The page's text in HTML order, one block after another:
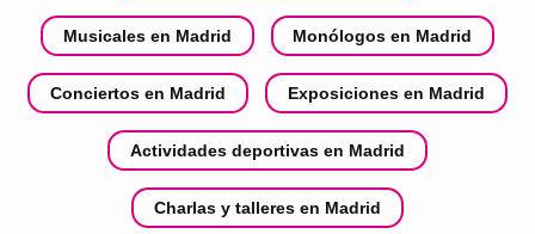
Musicales en Madrid Monólogos en Madrid
Conciertos en Madrid Exposiciones en Madrid
Actividades deportivas en Madrid
Charlas y talleres en Madrid